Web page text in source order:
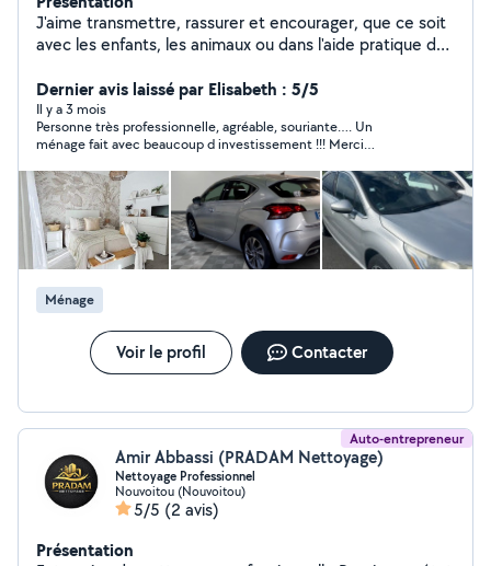
J'aime transmettre, rassurer et encourager, que ce soit
avec les enfants, les animaux ou dans l'aide pratique de
énergie au service de vos besoins. N'hésitez pas à me
contacter, ce sera un plaisir de vous donner un coup de
main !
Dernier avis laissé par Elisabeth : 5/5
Il y a 3 mois
Personne très professionnelle, agréable, souriante…. Un
ménage fait avec beaucoup d investissement !!! Merci
Ménage
Voir le profil Contacter
Auto-entrepreneur
Amir Abbassi (PRADAM Nettoyage)
Nettoyage Professionnel
Nouvoitou (Nouvoitou)
5/5 (2 avis)
Présentation